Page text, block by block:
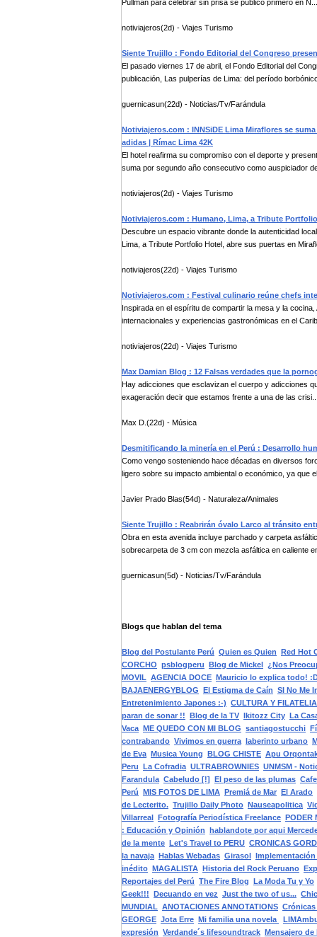
Pullman para celebrar sin prisa se publicó primero en N...
notiviajeros(2d) - Viajes Turismo
Siente Trujillo : Fondo Editorial del Congreso
El pasado viernes 17 de abril, el Fondo Editorial del
publicación, Las pulperías de Lima: del período
guernicasun(22d) - Noticias/Tv/Farándula
Notiviajeros.com : INNSiDE Lima Miraflores se
adidas | Rímac Lima 42K
El hotel reafirma su compromiso con el deporte y
suma por segundo año consecutivo como auspiciador
notiviajeros(2d) - Viajes Turismo
Notiviajeros.com : Humano, Lima, a Tribute
Descubre un espacio vibrante donde la autenticidad
Lima, a Tribute Portfolio Hotel, abre sus puertas en
notiviajeros(22d) - Viajes Turismo
Notiviajeros.com : Festival culinario reúne chefs
Inspirada en el espíritu de compartir la mesa y la
internacionales y experiencias gastronómicas en el
notiviajeros(22d) - Viajes Turismo
Max Damian Blog : 12 Falsas verdades que la
Hay adicciones que esclavizan el cuerpo y adicciones
exageración decir que estamos frente a una de las
Max D.(22d) - Música
Desmitificando la minería en el Perú : Desarrollo
Como vengo sosteniendo hace décadas en diversos
ligero sobre su impacto ambiental o económico, ya que
Javier Prado Blas(54d) - Naturaleza/Animales
Siente Trujillo : Reabrirán óvalo Larco al tránsito
Obra en esta avenida incluye parchado y carpeta
sobrecarpeta de 3 cm con mezcla asfáltica en caliente
guernicasun(5d) - Noticias/Tv/Farándula
Blogs que hablan del tema
Blog del Postulante Perú Quien es Quien Red Hot
CORCHO psblogperu Blog de Mickel ¿Nos
MOVIL AGENCIA DOCE Mauricio lo explica todo!
BAJAENERGYBLOG El Estigma de Caín SI No Me
Entretenimiento Japones :-) CULTURA Y FILATELIA
paran de sonar !! Blog de la TV Ikitozz City La
Vaca ME QUEDO CON MI BLOG santiagostucchi
contrabando Vivimos en guerra laberinto urbano
de Eva Musica Young BLOG CHISTE Apu
Peru La Cofradia ULTRABROWNIES UNMSM -
Farandula Cabeludo [!] El peso de las plumas
Perú MIS FOTOS DE LIMA Premiá de Mar El Arado
de Lecterito. Trujillo Daily Photo Nauseapolitica
Villarreal Fotografía Periodística Freelance PODER
: Educación y Opinión hablandote por aqui
de la mente Let's Travel to PERU CRONICAS
la navaja Hablas Webadas Girasol Implementación
inédito MAGALISTA Historia del Rock Peruano
Reportajes del Perú The Fire Blog La Moda Tu y Yo
Geek!!! Decuando en vez Just the two of us...
MUNDIAL ANOTACIONES ANNOTATIONS
GEORGE Jota Erre Mi familia una novela
expresión Verdande´s lifesoundtrack Mensajero